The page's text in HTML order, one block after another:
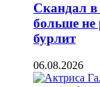
Скандал
больше
бурлит
06.08.2026